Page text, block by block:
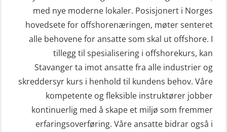
inkl. brannslukning (FSC121)
Hjertestarter brukerkurs (OFA107)
Kombi Søk og Redningslag og HLO
repetisjonskurs med e-læring
(ABSBLE010)
Kondisjonstest (OSC151)
Ledertrening i beredskap og
(MSE112)
STCW Redningsfarkost oppdatering
sliskebåt (MSE116)
STCW Sikkerhetsopplæring for
sjøfolk på mindre skip med eLearning
(MBSBLE003)
STCW oppdatering Livbåtfører
med nye moderne lokaler. Posisjonert i Norges
hovedsete for offshorenæringen, møter senteret
alle behovene for ansatte som skal ut offshore. I
tillegg til spesialisering i offshorekurs, kan
Stavanger ta imot ansatte fra alle industrier og
skreddersyr kurs i henhold til kundens behov. Våre
kompetente og fleksible instruktører jobber
kontinuerlig med å skape et miljø som fremmer
erfaringsoverføring. Våre ansatte bidrar også i